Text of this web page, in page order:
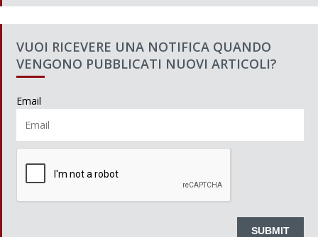
VUOI RICEVERE UNA NOTIFICA QUANDO
VENGONO PUBBLICATI NUOVI ARTICOLI?
Email